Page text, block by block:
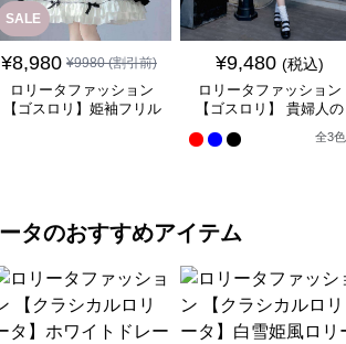
SALE
¥8,980 ¥9980(割引前)
ロリータファッション
【ゴスロリ】姫袖フリル
¥9,480 (税込)
ロリータファッション
【ゴスロリ】 貴婦人の
優雅なティータイムドレ
全3色
タのおすすめアイテム